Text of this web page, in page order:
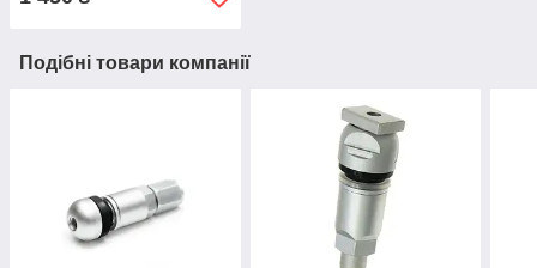
Подібні товари компанії